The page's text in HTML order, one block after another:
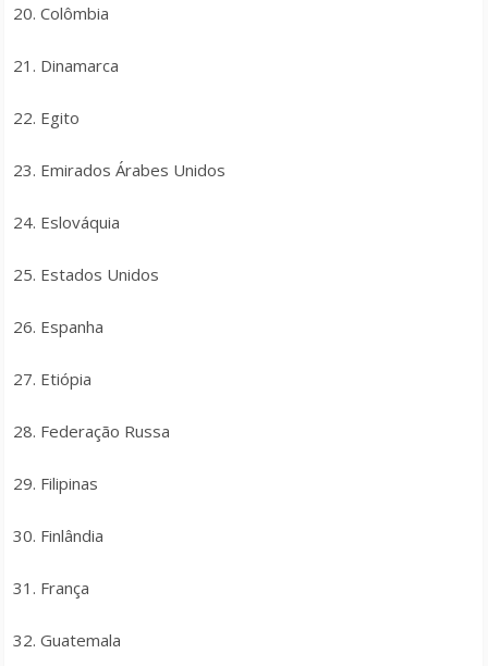
20. Colômbia
21. Dinamarca
22. Egito
23. Emirados Árabes Unidos
24. Eslováquia
25. Estados Unidos
26. Espanha
27. Etiópia
28. Federação Russa
29. Filipinas
30. Finlândia
31. França
32. Guatemala